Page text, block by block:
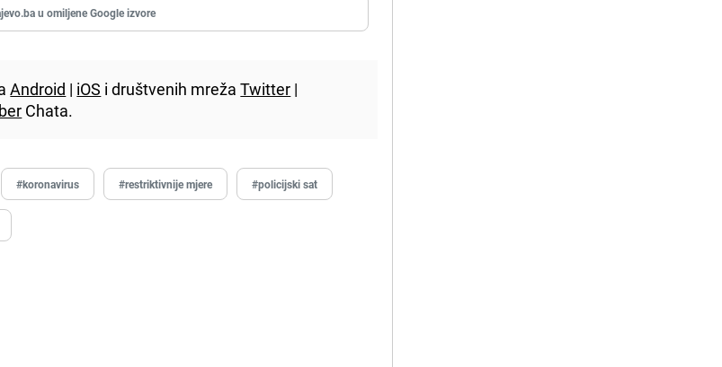
u omiljene Google izvore
Android | iOS i društvenih mrežaTwitter |
Chata.
#koronavirus #restriktivnije mjere #policijski sat